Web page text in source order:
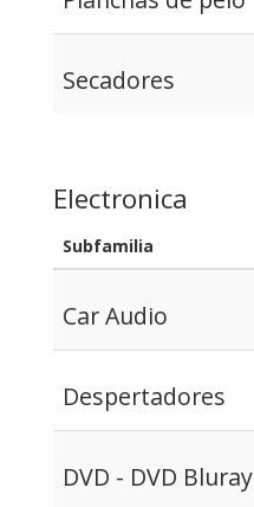
Secadores
Electronica
Subfamilia
Car Audio
Despertadores
DVD - DVD Bluray